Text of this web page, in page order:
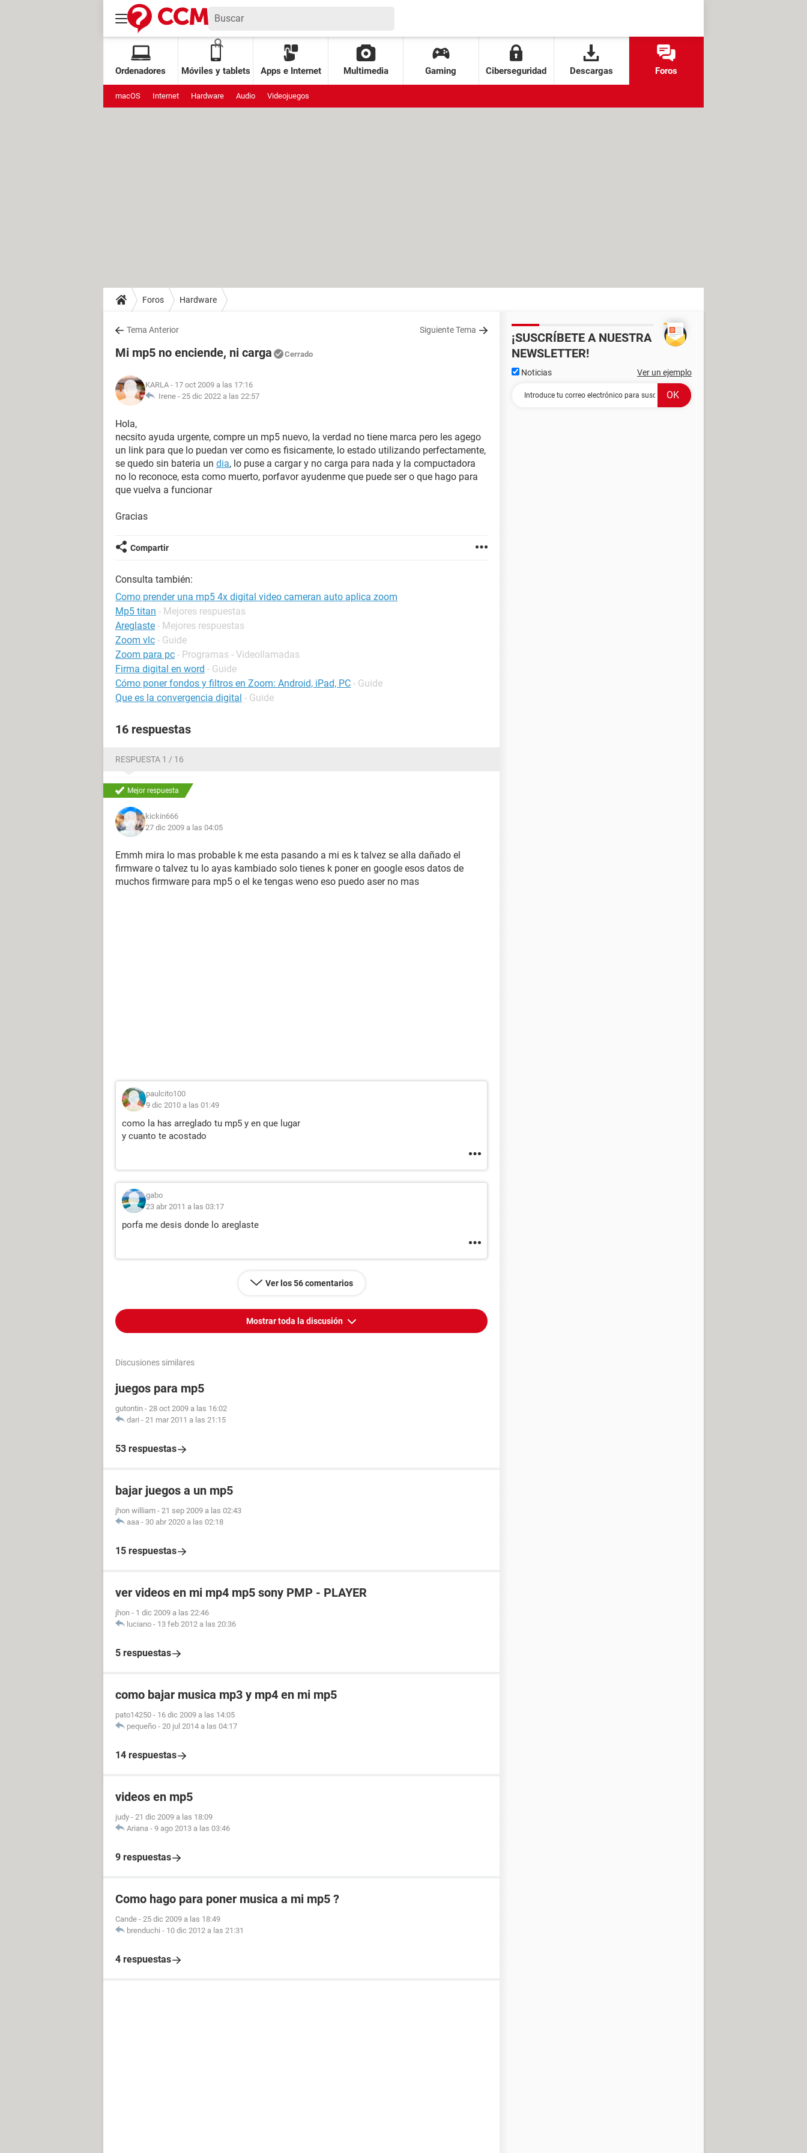
Ordenadores Móviles y tablets Apps e Internet Multimedia Gaming Ciberseguridad Descargas Foros
macOS Internet Hardware Audio Videojuegos
Foros Hardware
Tema Anterior Siguiente Tema
Mi mp5 no enciende, ni carga Cerrado
KARLA - 17 oct 2009 a las 17:16
Irene - 25 dic 2022 a las 22:57
Hola,
necsito ayuda urgente, compre un mp5 nuevo, la verdad no tiene marca pero les agego
un link para que lo puedan ver como es fisicamente, lo estado utilizando perfectamente,
se quedo sin bateria un dia, lo puse a cargar y no carga para nada y la compuctadora
no lo reconoce, esta como muerto, porfavor ayudenme que puede ser o que hago para
que vuelva a funcionar
Gracias
Compartir
Consulta también:
Como prender una mp5 4x digital video cameran auto aplica zoom
Mp5 titan - Mejores respuestas
Areglaste - Mejores respuestas
Zoom vlc - Guide
Zoom para pc - Programas - Videollamadas
Firma digital en word - Guide
Cómo poner fondos y filtros en Zoom: Android, iPad, PC - Guide
Que es la convergencia digital - Guide
16 respuestas
RESPUESTA 1 / 16
Mejor respuesta
kickin666
27 dic 2009 a las 04:05
Emmh mira lo mas probable k me esta pasando a mi es k talvez se alla dañado el
firmware o talvez tu lo ayas kambiado solo tienes k poner en google esos datos de
muchos firmware para mp5 o el ke tengas weno eso puedo aser no mas
paulcito100
9 dic 2010 a las 01:49
como la has arreglado tu mp5 y en que lugar
y cuanto te acostado
gabo
23 abr 2011 a las 03:17
porfa me desis donde lo areglaste
Ver los 56 comentarios
Mostrar toda la discusión
Discusiones similares
juegos para mp5
gutontin - 28 oct 2009 a las 16:02
dari - 21 mar 2011 a las 21:15
53 respuestas
bajar juegos a un mp5
jhon william - 21 sep 2009 a las 02:43
aaa - 30 abr 2020 a las 02:18
15 respuestas
ver videos en mi mp4 mp5 sony PMP - PLAYER
jhon - 1 dic 2009 a las 22:46
luciano - 13 feb 2012 a las 20:36
5 respuestas
como bajar musica mp3 y mp4 en mi mp5
pato14250 - 16 dic 2009 a las 14:05
pequeño - 20 jul 2014 a las 04:17
14 respuestas
videos en mp5
judy - 21 dic 2009 a las 18:09
Ariana - 9 ago 2013 a las 03:46
9 respuestas
Como hago para poner musica a mi mp5 ?
Cande - 25 dic 2009 a las 18:49
brenduchi - 10 dic 2012 a las 21:31
4 respuestas
¡SUSCRÍBETE A NUESTRA
NEWSLETTER!
Noticias Ver un ejemplo